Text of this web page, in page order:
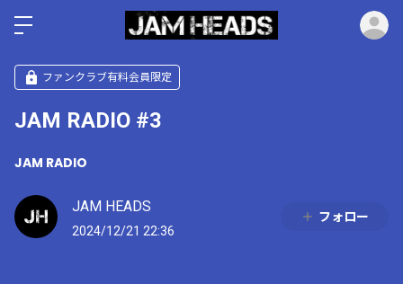
ファンクラブ有料会員限定
JAM RADIO #3
JAM RADIO
JAM HEADS
2024/12/21 22:36
フォロー